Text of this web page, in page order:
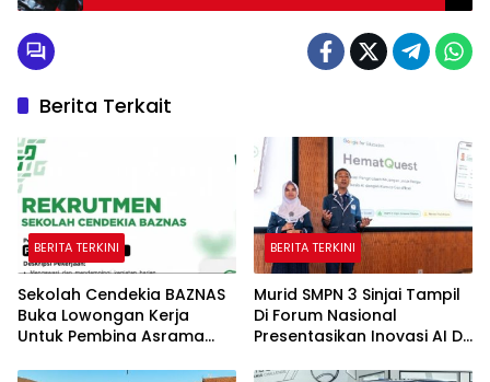
Berita Terkait
BERITA TERKINI
Sekolah Cendekia BAZNAS
Buka Lowongan Kerja
Untuk Pembina Asrama
BERITA TERKINI
Murid SMPN 3 Sinjai Tampil
Di Forum Nasional
Presentasikan Inovasi AI Di